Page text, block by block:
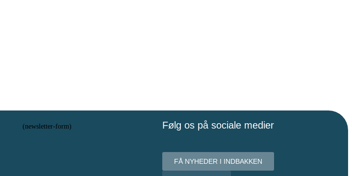
(newsletter-form) Følg os på sociale medier
FÅ NYHEDER I INDBAKKEN